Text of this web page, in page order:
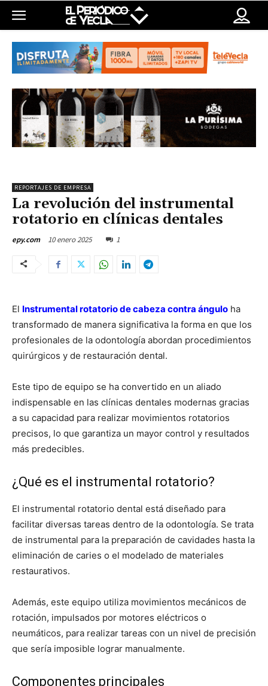
REPORTAJES DE EMPRESA
La revolución del instrumental
rotatorio en clínicas dentales
epy.com 10 enero 2025 1
El Instrumental rotatorio de cabeza contra ángulo ha
transformado de manera significativa la forma en que los
profesionales de la odontología abordan procedimientos
quirúrgicos y de restauración dental.
Este tipo de equipo se ha convertido en un aliado
indispensable en las clínicas dentales modernas gracias
a su capacidad para realizar movimientos rotatorios
precisos, lo que garantiza un mayor control y resultados
más predecibles.
¿Qué es el instrumental rotatorio?
El instrumental rotatorio dental está diseñado para
facilitar diversas tareas dentro de la odontología. Se trata
de instrumental para la preparación de cavidades hasta la
eliminación de caries o el modelado de materiales
restaurativos.
Además, este equipo utiliza movimientos mecánicos de
rotación, impulsados por motores eléctricos o
neumáticos, para realizar tareas con un nivel de precisión
que sería imposible lograr manualmente.
Componentes principales